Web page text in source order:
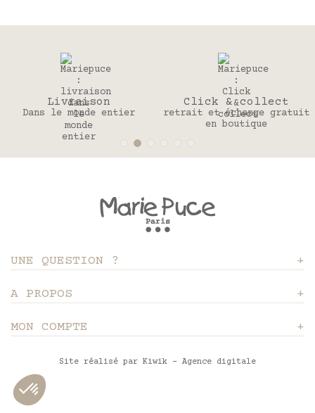
Livraison
Dans le monde entier
Click & collect
retrait et échange gratuit
en boutique
UNE QUESTION ?
A PROPOS
MON COMPTE
Site réalisé par Kiwik - Agence digitale